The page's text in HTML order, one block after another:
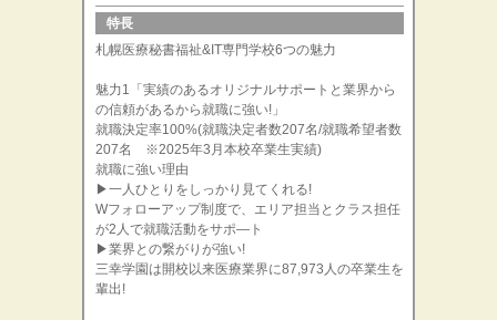
特長
札幌医療秘書福祉&IT専門学校6つの魅力
魅力1「実績のあるオリジナルサポートと業界から
の信頼があるから就職に強い!」
就職決定率100%(就職決定者数207名/就職希望者数
207名 ※2025年3月本校卒業生実績)
就職に強い理由
▶一人ひとりをしっかり見てくれる!
Wフォローアップ制度で、エリア担当とクラス担任
が2人で就職活動をサポ―ト
▶業界との繋がりが強い!
三幸学園は開校以来医療業界に87,973人の卒業生を
輩出!